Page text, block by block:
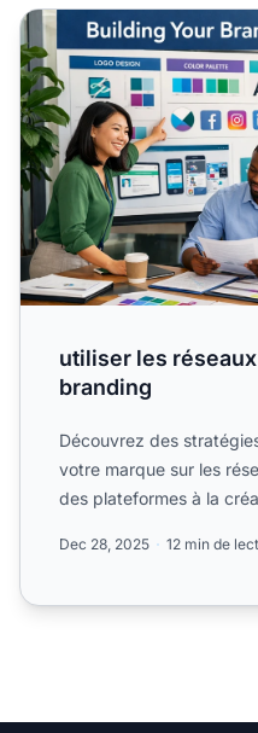
utiliser les réseaux
utiliser les
branding
Découvrez des
votre marque sur les
des plateformes à la
Dec 28, 2025 12 min de